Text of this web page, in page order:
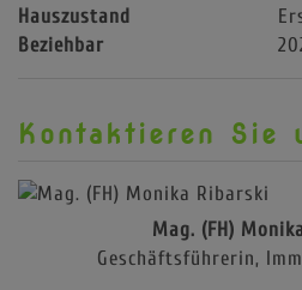
Hauszustand
Beziehbar
Kontaktieren Sie
Mag. (FH)
Geschäftsführerin,